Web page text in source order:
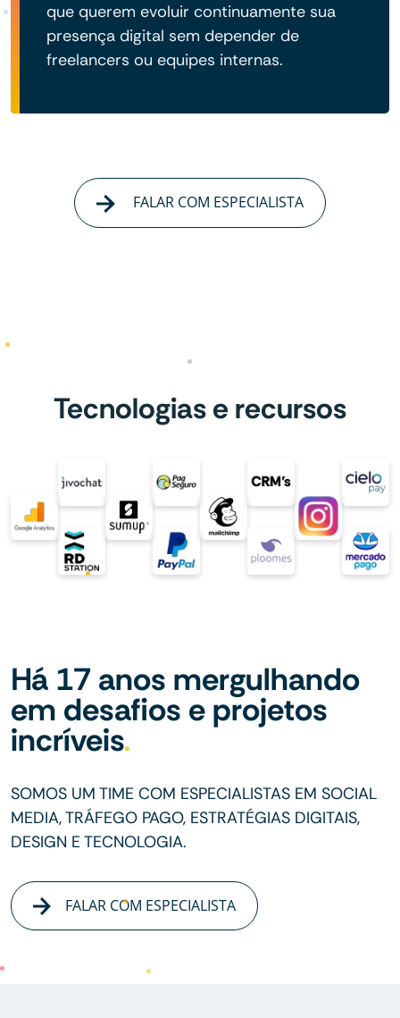
que querem evoluir continuamente sua
presença digital sem depender de
freelancers ou equipes internas.
FALAR COM ESPECIALISTA
Tecnologias e recursos
Há 17 anos mergulhando
em desafios e projetos
incríveis
SOMOS UM TIME COM ESPECIALISTAS EM SOCIAL
MEDIA, TRÁFEGO PAGO, ESTRATÉGIAS DIGITAIS,
DESIGN E TECNOLOGIA.
FALAR COM ESPECIALISTA